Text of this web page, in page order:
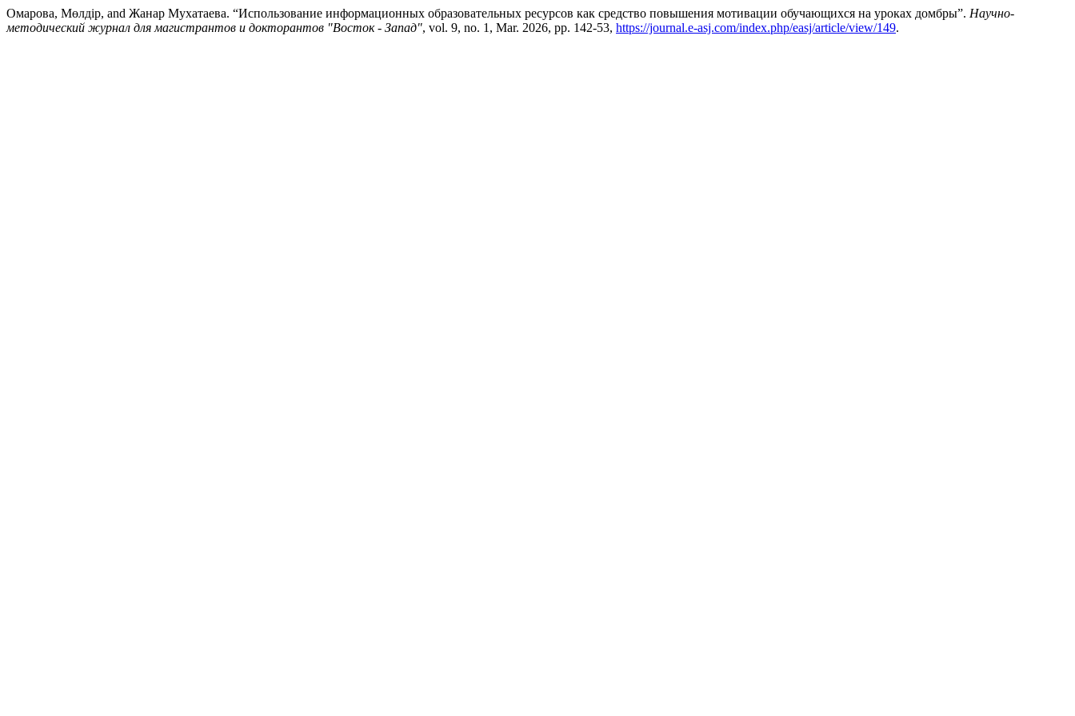
Омарова, Мөлдір, and Жанар Мухатаева. “Использование информационных образовательных ресурсов как средство повышения мотивации обучающихся на уроках домбры”. Научно-
методический журнал для магистрантов и докторантов "Восток - Запад", vol. 9, no. 1, Mar. 2026, pp. 142-53, https://journal.e-asj.com/index.php/easj/article/view/149.